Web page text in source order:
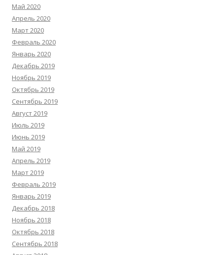
Май 2020
Апрель 2020
Март 2020
Февраль 2020
Январь 2020
Декабрь 2019
Ноябрь 2019
Октябрь 2019
Сентябрь 2019
Август 2019
Июль 2019
Июнь 2019
Май 2019
Апрель 2019
Март 2019
Февраль 2019
Январь 2019
Декабрь 2018
Ноябрь 2018
Октябрь 2018
Сентябрь 2018